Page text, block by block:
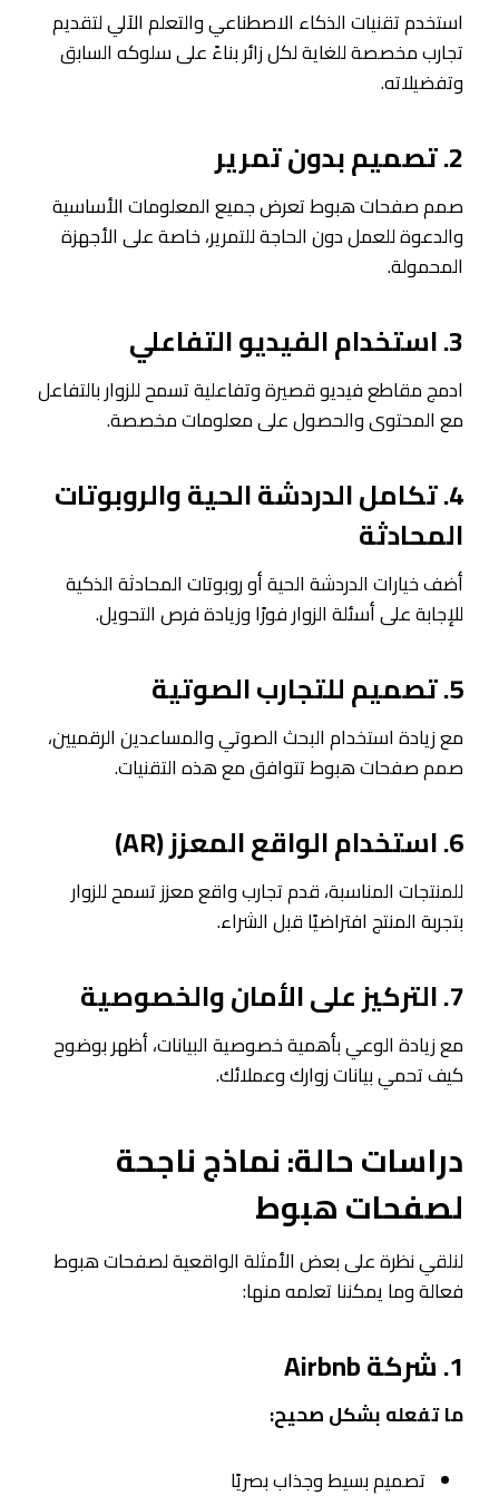
استخدم تقنيات الذكاء الاصطناعي والتعلم الآلي لتقديم
تجارب مخصصة للغاية لكل زائر بناءً على سلوكه السابق
وتفضيلاته.
2. تصميم بدون تمرير
صمم صفحات هبوط تعرض جميع المعلومات الأساسية
والدعوة للعمل دون الحاجة للتمرير، خاصة على الأجهزة
المحمولة.
3. استخدام الفيديو التفاعلي
ادمج مقاطع فيديو قصيرة وتفاعلية تسمح للزوار بالتفاعل
مع المحتوى والحصول على معلومات مخصصة.
4. تكامل الدردشة الحية والروبوتات
المحادثة
أضف خيارات الدردشة الحية أو روبوتات المحادثة الذكية
للإجابة على أسئلة الزوار فورًا وزيادة فرص التحويل.
5. تصميم للتجارب الصوتية
مع زيادة استخدام البحث الصوتي والمساعدين الرقميين،
صمم صفحات هبوط تتوافق مع هذه التقنيات.
6. استخدام الواقع المعزز (AR)
للمنتجات المناسبة، قدم تجارب واقع معزز تسمح للزوار
بتجربة المنتج افتراضيًا قبل الشراء.
7. التركيز على الأمان والخصوصية
مع زيادة الوعي بأهمية خصوصية البيانات، أظهر بوضوح
كيف تحمي بيانات زوارك وعملائك.
دراسات حالة: نماذج ناجحة
لصفحات هبوط
لنلقي نظرة على بعض الأمثلة الواقعية لصفحات هبوط
فعالة وما يمكننا تعلمه منها:
1. شركة Airbnb
ما تفعله بشكل صحيح:
تصميم بسيط وجذاب بصريًا